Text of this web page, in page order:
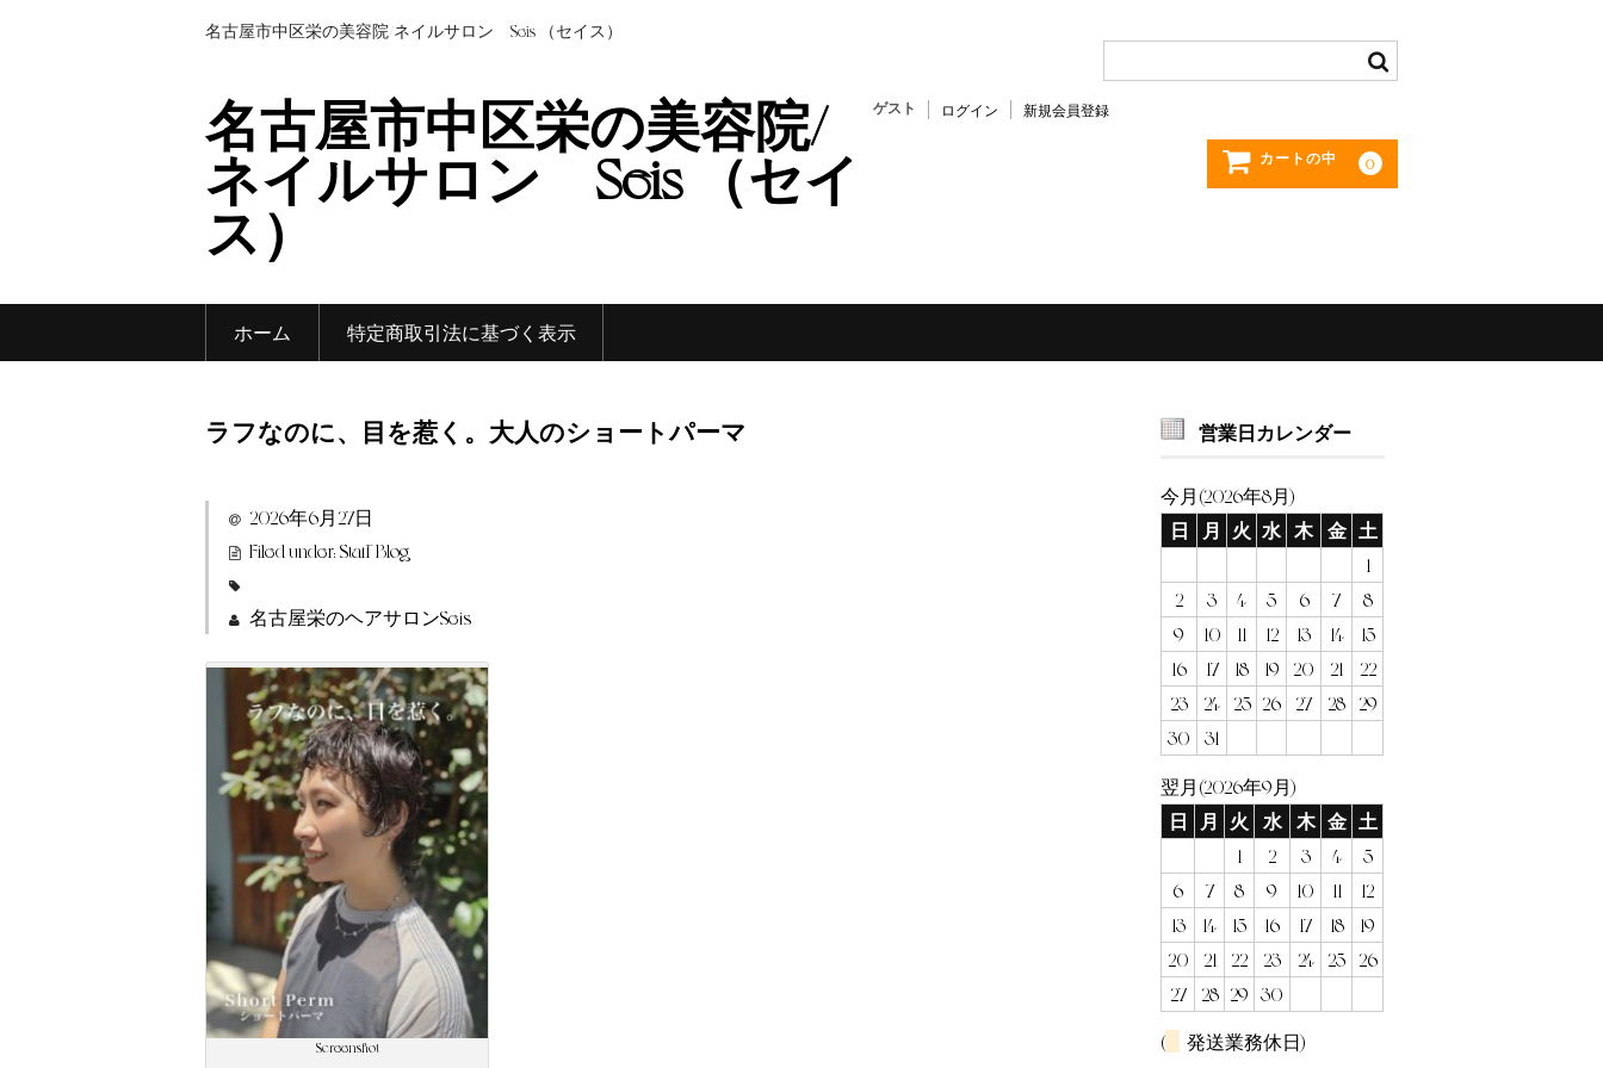
名古屋市中区栄の美容院/ネイルサロン Seis （セイス）
名古屋市中区栄の美容院/
ネイルサロン Seis （セイ
ス）
ゲスト ログイン 新規会員登録
カートの中 0
ホーム 特定商取引法に基づく表示
ラフなのに、目を惹く。大人のショートパーマ
2026年6月27日
Filed under: Staff Blog
名古屋栄のヘアサロンSeis
Screenshot
営業日カレンダー
今月(2026年8月)
日
月 火 水 木 金 土
1
2
3 4 5 6 7
8
9
10 11 12 13 14
15
16
17 18 19 20 21
22
23
24 25 26 27 28
29
30
31
翌月(2026年9月)
日
月 火 水 木 金 土
1
2 3 4
5
6
7 8 9 10 11
12
13
14 15 16 17 18
19
20
21 22 23 24 25
26
27
28 29 30
( 発送業務休日)